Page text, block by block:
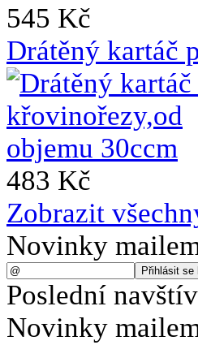
545 Kč
Drátěný kartáč
483 Kč
Zobrazit
Novinky
Poslední
Novinky